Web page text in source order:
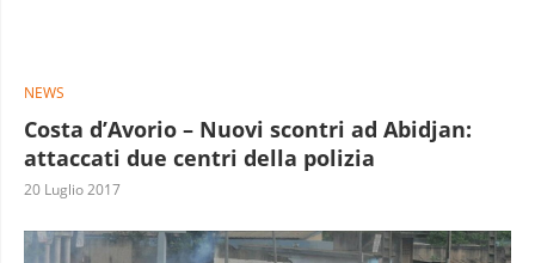
NEWS
Costa d’Avorio – Nuovi scontri ad Abidjan:
attaccati due centri della polizia
20 Luglio 2017